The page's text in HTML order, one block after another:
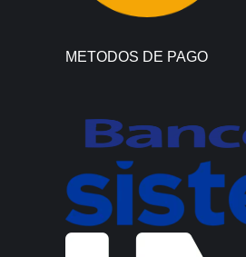
METODOS DE PAGO